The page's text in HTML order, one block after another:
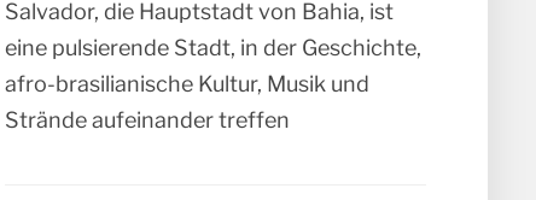
Salvador, die Hauptstadt von Bahia, ist
eine pulsierende Stadt, in der Geschichte,
afro-brasilianische Kultur, Musik und
Strände aufeinander treffen